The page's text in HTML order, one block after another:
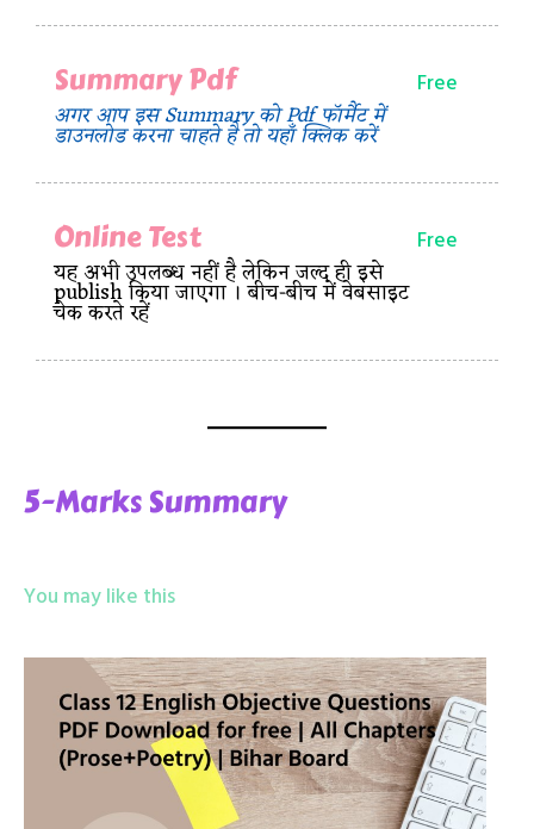
Summary Pdf
अगर आप इस Summary को Pdf फॉर्मैट में
डाउनलोड करना चाहते है तो यहाँ क्लिक करें
Free
Online Test
यह अभी उपलब्ध नहीं है लेकिन जल्द ही इसे
publish किया जाएगा । बीच-बीच में वेबसाइट
चेक करते रहें
Free
5-Marks Summary
You may like this